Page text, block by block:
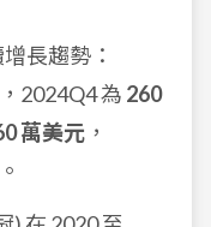
長趨勢：
，2024Q4 為 260
萬美元 ，
。